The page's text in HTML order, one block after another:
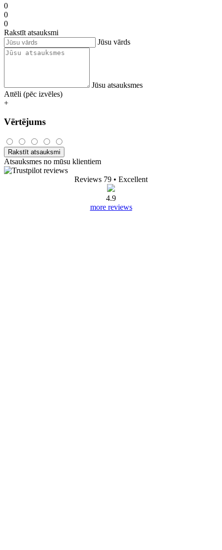
0
0
0
Rakstīt atsauksmi
Jūsu vārds
Jūsu atsauksmes
Attēli (pēc izvēles)
+
Vērtējums
Rakstīt atsauksmi
Atsauksmes no mūsu klientiem
Reviews 79 • Excellent
4.9
more reviews